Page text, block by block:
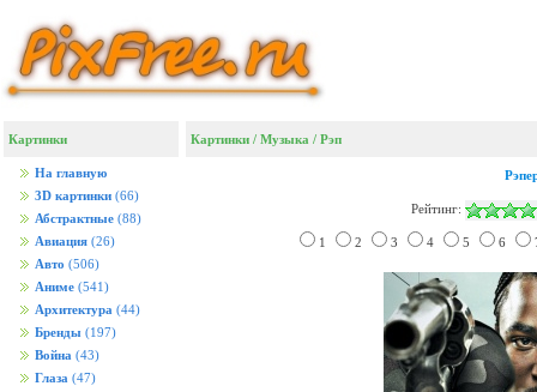
Картинки
На главную
3D картинки (66)
Абстрактные (88)
Авиация (26)
Авто (506)
Аниме (541)
Архитектура (44)
Бренды (197)
Война (43)
Глаза (47)
Картинки / Музыка / Рэп
Рейтинг:
1 2 3 4 5 6